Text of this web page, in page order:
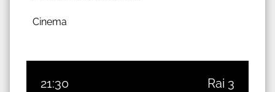
Cinema
21:30 Rai 3